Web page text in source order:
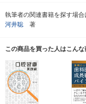
執筆者の関連書籍を探す場
河井聡 著
この商品を買った人はこん